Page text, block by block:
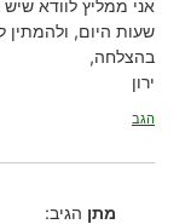
אני ממליץ לוודא
שעות היום,
בהצלחה,
ירון
הגב
מתן הגיב: